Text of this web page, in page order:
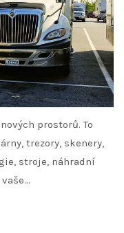
prostorů. To
trezory, skenery,
stroje, náhradní